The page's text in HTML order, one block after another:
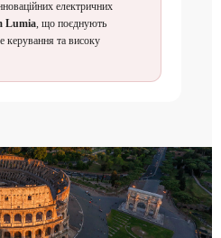
електричних
Lumia, що поєднують
керування та високу